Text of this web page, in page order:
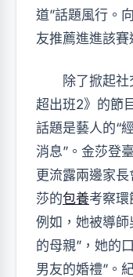
道”話題風行。
友推薦進進該賽
除了掀起
超出班2》的節
話題是藝人的“
消息”。金莎登
更流露兩邊家
莎的包養考察環
例如，她被導師
的母親”，她的
男友的婚禮”。